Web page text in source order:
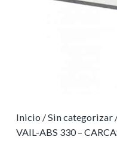
Inicio /Sin categorizar
VAIL-ABS 330 –